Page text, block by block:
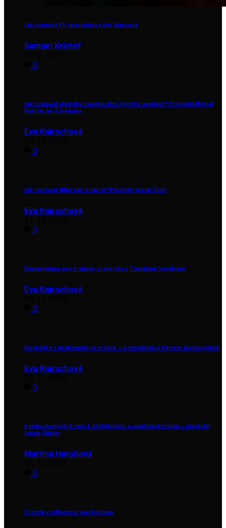
Jak podniká PR specialistka Eva Kupcová
Samuel Kristof
0
Jak budovat digitální značku přes fyzické symboly? Přednáší Michal
Pastier ze Zaraguzy
Eva Knirschová
0
Jak nastavit DNA vaší značce? Přednáší Jakub Čech
Eva Knirschová
0
Remarketing pro e-shopy prakticky s Tomášem Vorálkem
Eva Knirschová
0
Nechoďte s brokovnicí na vrabce – o emailingu s Petrem Nastoupilem
Eva Knirschová
0
6 jednoduchých kroků k efektivnímu e-mail marketingu – přednáší
Jakub Čižmar
Martina Hatoňová
0
Trendy v influencer marketingu